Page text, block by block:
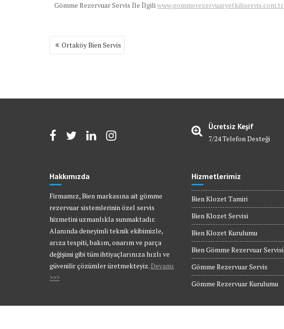
Gömme Rezervuar Servis İle İlgiliwww.gommerezervuaryetkiliservis.com.tr
Yazı
gezinmesi
Ortaköy Bien Servis
Ücretsiz Keşif
7/24 Telefon Desteği
Hakkımızda
Firmamız, Bien markasına ait gömme
rezervuar sistemlerinin özel servis
hizmetini uzmanlıkla sunmaktadır.
Alanında deneyimli teknik ekibimizle,
arıza tespiti, bakım, onarım ve parça
değişimi gibi tüm ihtiyaçlarınıza hızlı ve
güvenilir çözümler üretmekteyiz.Devamı
>>>
Hizmetlerimiz
Bien Klozet Tamiri
Bien Klozet Servisi
Bien Klozet Kurulumu
Bien Gömme Rezervuar Servisi
Gömme Rezervuar Servis
Gömme Rezervuar Kurulumu